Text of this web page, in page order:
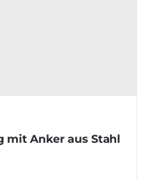
mit Anker aus Stahl